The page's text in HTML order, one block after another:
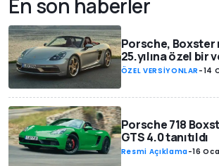
En son haberler
Porsche, Boxster
25.yılına özel bir
ÖZEL VERSİYONLAR -14
Porsche 718
GTS 4.0 tanıtıldı
Resmi Açıklama-16